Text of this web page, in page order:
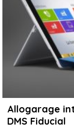
Allogarage
DMS Fiducial